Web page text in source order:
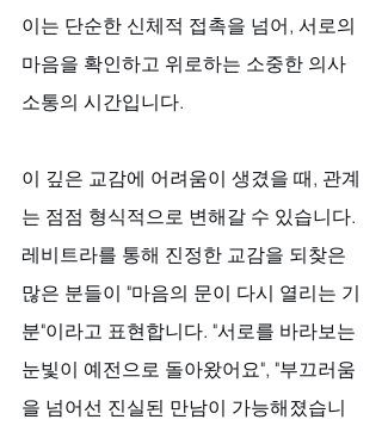
이는 단순한 신체적 접촉을 넘어, 서로의
마음을 확인하고 위로하는 소중한 의사
소통의 시간입니다.
이 깊은 교감에 어려움이 생겼을 때, 관계
는 점점 형식적으로 변해갈 수 있습니다.
레비트라를 통해 진정한 교감을 되찾은
많은 분들이 "마음의 문이 다시 열리는 기
분"이라고 표현합니다. "서로를 바라보는
눈빛이 예전으로 돌아왔어요", "부끄러움
을 넘어선 진실된 만남이 가능해졌습니